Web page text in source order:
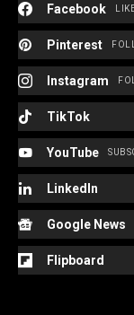
Facebook
Pinterest
Instagram
TikTok
YouTube
LinkedIn
Google News
Flipboard